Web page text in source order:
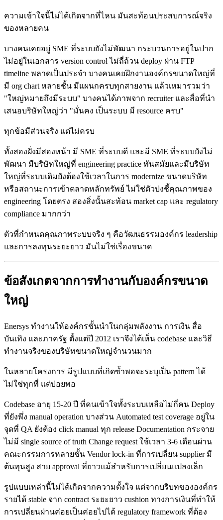
ความเข้าใจนี้ไม่ได้เกิดจากที่ไหน มันสะท้อนประสบการณ์จริง
ของหลายคน
บางคนเคยอยู่ SME ที่ระบบยังไม่พัฒนา กระบวนการอยู่ในปาก
ไม่อยู่ในเอกสาร version control ไม่ถี่ถ้วน deploy ผ่าน FTP
timeline พลาดเป็นประจำ บางคนเคยฝึกงานองค์กรขนาดใหญ่ที่
มี org chart หลายชั้น มีแผนกครบทุกสายงาน แล้วเหมารวมว่า
"ใหญ่หมายถึงมีระบบ" บางคนได้ภาพจาก recruiter และสื่อที่นำ
เสนอบริษัทใหญ่ว่า "มั่นคง เป็นระบบ มี resource ครบ"
ทุกข้อมีส่วนจริง แต่ไม่ครบ
ทั้งสองฝั่งมีสองหน้า มี SME ที่ระบบดี และมี SME ที่ระบบยังไม่
พัฒนา มีบริษัทใหญ่ที่ engineering practice ทันสมัยและมีบริษัท
ใหญ่ที่ระบบเดิมยังต้องใช้เวลาในการ modernize ขนาดบริษัท
หรือสถานะการเข้าตลาดหลักทรัพย์ ไม่ใช่ตัวบ่งชี้คุณภาพของ
engineering โดยตรง สองสิ่งนั้นสะท้อน market cap และ regulatory
compliance มากกว่า
ตัวที่กำหนดคุณภาพระบบจริง ๆ คือวัฒนธรรมองค์กร leadership
และการลงทุนระยะยาว มันไม่ใช่เรื่องขนาด
ข้อสังเกตจากการทำงานกับองค์กรขนาด
ใหญ่
Enersys ทำงานให้องค์กรชั้นนำในกลุ่มพลังงาน การเงิน สื่อ
บันเทิง และภาครัฐ ตั้งแต่ปี 2012 เราจึงได้เห็น codebase และวิธี
ทำงานจริงของบริษัทขนาดใหญ่จำนวนมาก
ในหลายโครงการ มีรูปแบบที่เกิดซ้ำพอจะระบุเป็น pattern ได้
ไม่ใช่ทุกที่ แต่บ่อยพอ
Codebase อายุ 15-20 ปี ที่คนเข้าใจทั้งระบบเหลือไม่กี่คน Deploy
ที่ยังพึ่ง manual operation บางส่วน Automated test coverage อยู่ใน
จุดที่ QA ยังต้อง click manual ทุก release Documentation กระจาย
ไม่มี single source of truth Change request ใช้เวลา 3-6 เดือนผ่าน
คณะกรรมการหลายชั้น Vendor lock-in ที่การเปลี่ยน supplier มี
ต้นทุนสูง สาย approval ที่ยาวแม้สำหรับการเปลี่ยนแปลงเล็ก
รูปแบบเหล่านี้ไม่ได้เกิดจากความตั้งใจ แต่จากบริบทขององค์กร
รายได้ stable จาก contract ระยะยาว cushion ทางการเงินที่ทำให้
การเปลี่ยนผ่านค่อยเป็นค่อยไปได้ regulatory framework ที่ต้อง